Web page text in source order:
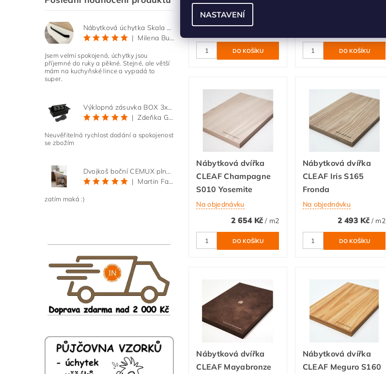
Nábytková úchytka Skala černá matná
|
Milena Bučková
Jsem velmi spokojená, úchytky jsou
příjemné do ruky a pěkné. Stejné, ale větší
mám na kuchyňské lince a vypadá to
super.
Výklopná zásuvka BOX 3x 230V s 3m kabelem - černá
|
Zdeňka Gold
Neuvěřitelná rychlost dodání a spokojenost
se zbožím
Dvojkoš boční CEMUX plné dno 3D, s tlumením antracit 200 mm
|
Martin Faltus
zatím maká :)
Na objednávku
Nábytková dvířka
CLEAF Champagne
S010 Yosemite
Na objednávku
2 654 Kč/ m2
Nábytková dvířka
CLEAF Iris S165
Fronda
Na objednávku
2 493 Kč / m2
Nábytková dvířka
CLEAF Mayabronze
Nábytková dvířka
CLEAF Meguro S160
NASTAVENÍ